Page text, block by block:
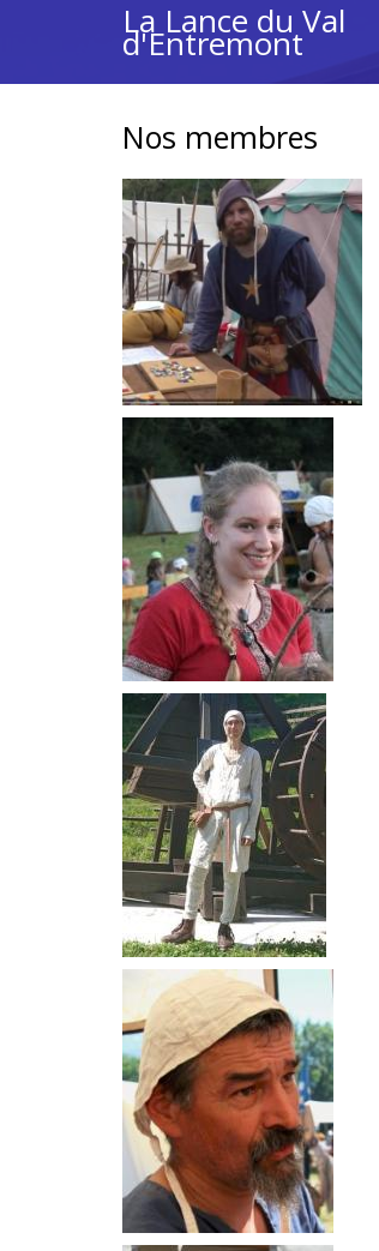
La Lance du Val
d'Entremont
Nos membres